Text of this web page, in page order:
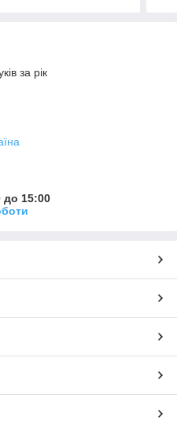
за рік
до 15:00